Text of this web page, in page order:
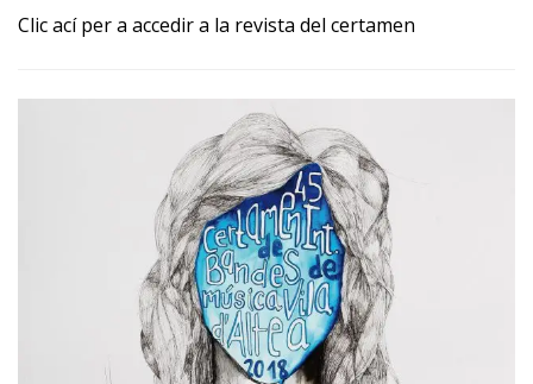
Clic ací per a accedir a la revista del certamen